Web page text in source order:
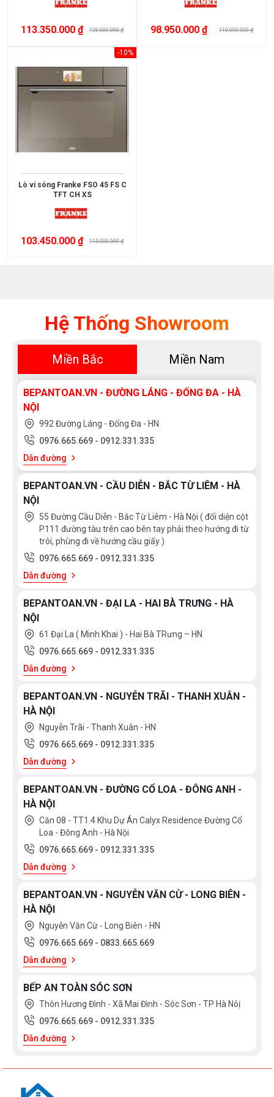
5.000.000
>
XUẤT
Singapore
India
Russia
Taiwan
Denmark
Turkey
Portugal
Liên
doanh
Anh
Thụy
Điển
Germany
Italy
Malaysia
France
Poland
Thailand
Korea
Japan
EU
Spain
China
Việt
Mỹ
Chính
Hãng
CHẤT
LIỆU
Inox
304
Kính
cường
lực
Đá
nhân
Chrome
Đồng
mạ
Crom,
Đồng
mạ
Inox
Đồng
Đồng
Crom,
Niken
Inox
mạ
Crom,
Niken
mạ
Crom
403
tổng
hợp
thạch
anh
SUS201
Inox
301
Inox
Thép
không
gỉ
SILGRANIT
Inox
phủ
nano
Xem
thêm
BẢO
HÀNH
năm
năm
5
năm
4
năm
3
năm
2
năm
113.350.000 ₫ 126.000.000 ₫ 98.950.000 ₫ 110.000.000 ₫
-10%
Lò vi sóng Franke FSO 45 FS C
TFT CH XS
103.450.000 ₫ 115.000.000 ₫
Hệ Thống Showroom
Miền Bắc Miền Nam
BEPANTOAN.VN - ĐƯỜNG LÁNG - ĐỐNG ĐA - HÀ
NỘI
992 Đường Láng - Đống Đa - HN
0976.665.669 - 0912.331.335
Dẫn đường
BEPANTOAN.VN - CẦU DIỄN - BẮC TỪ LIÊM - HÀ
NỘI
55 Đường Cầu Diễn - Bắc Từ Liêm - Hà Nội ( đối diện cột
P111 đường tàu trên cao bên tay phải theo hướng đi từ
trôi, phùng đi về hướng cầu giấy )
0976.665.669 - 0912.331.335
Dẫn đường
BEPANTOAN.VN - ĐẠI LA - HAI BÀ TRƯNG - HÀ
NỘI
61 Đại La ( Minh Khai ) - Hai Bà TRưng – HN
0976.665.669 - 0912.331.335
Dẫn đường
BEPANTOAN.VN - NGUYỄN TRÃI - THANH XUÂN -
HÀ NỘI
Nguyễn Trãi - Thanh Xuân - HN
0976.665.669 - 0912.331.335
Dẫn đường
BEPANTOAN.VN - ĐƯỜNG CỔ LOA - ĐÔNG ANH -
HÀ NỘI
Căn 08 - TT1.4 Khu Dự Án Calyx Residence Đường Cổ
Loa - Đông Anh - Hà Nội
0976.665.669 - 0912.331.335
Dẫn đường
BEPANTOAN.VN - NGUYỄN VĂN CỪ - LONG BIÊN -
HÀ NỘI
Nguyễn Văn Cừ - Long Biên - HN
0976.665.669 - 0833.665.669
Dẫn đường
BẾP AN TOÀN SÓC SƠN
Thôn Hương Đình - Xã Mai Đình - Sóc Sơn - TP Hà Nôị
0976.665.669 - 0912.331.335
Dẫn đường